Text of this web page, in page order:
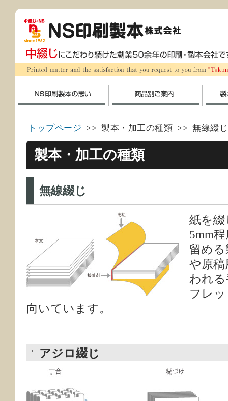
トップページ >> 製本・加工の種類 >> 無線綴じ
製本・加工の種類
無線綴じ
紙を
5mm
留め
や原
われ
フレ
向いています。
アジロ綴じ